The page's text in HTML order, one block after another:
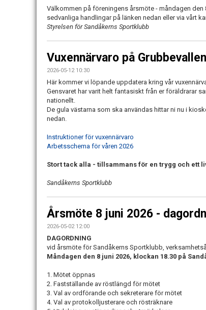
Välkommen på föreningens årsmöte - måndagen
sedvanliga handlingar på länken nedan eller via vårt
Styrelsen för Sandåkerns Sportklubb
Vuxennärvaro på
2026-05-12 10:30
Här kommer vi löpande uppdatera kring vår
Gensvaret har varit helt fantasiskt från er föräldrarar
nationellt.
De gula västarna som ska användas hittar ni nu i
nedan.
Instruktioner för vuxennärvaro
Arbetsschema för våren 2026
Stort tack alla - tillsammans för en trygg och ett
Sandåkerns Sportklubb
Årsmöte 8 juni 2026 -
2026-05-02 12:00
DAGORDNING
vid årsmöte för Sandåkerns Sportklubb,
Måndagen den 8 juni 2026, klockan 18.30 på
1. Mötet öppnas
2. Fastställande av röstlängd för mötet
3. Val av ordförande och sekreterare för mötet
4. Val av protokolljusterare och rösträknare